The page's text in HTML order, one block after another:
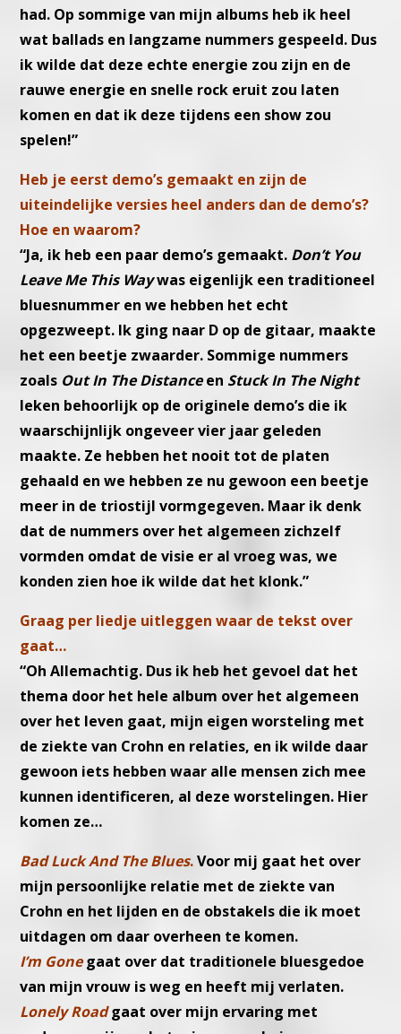
had. Op sommige van mijn albums heb ik heel
wat ballads en langzame nummers gespeeld. Dus
ik wilde dat deze echte energie zou zijn en de
rauwe energie en snelle rock eruit zou laten
komen en dat ik deze tijdens een show zou
spelen!”
Heb je eerst demo’s gemaakt en zijn de
uiteindelijke versies heel anders dan de demo’s?
Hoe en waarom?
“Ja, ik heb een paar demo’s gemaakt. Don’t You
Leave Me This Waywas eigenlijk een traditioneel
bluesnummer en we hebben het echt
opgezweept. Ik ging naar D op de gitaar, maakte
het een beetje zwaarder. Sommige nummers
zoals Out In The Distanceen Stuck In The Night
leken behoorlijk op de originele demo’s die ik
waarschijnlijk ongeveer vier jaar geleden
maakte. Ze hebben het nooit tot de platen
gehaald en we hebben ze nu gewoon een beetje
meer in de triostijl vormgegeven. Maar ik denk
dat de nummers over het algemeen zichzelf
vormden omdat de visie er al vroeg was, we
konden zien hoe ik wilde dat het klonk.”
Graag per liedje uitleggen waar de tekst over
gaat…
“Oh Allemachtig. Dus ik heb het gevoel dat het
thema door het hele album over het algemeen
over het leven gaat, mijn eigen worsteling met
de ziekte van Crohn en relaties, en ik wilde daar
gewoon iets hebben waar alle mensen zich mee
kunnen identificeren, al deze worstelingen. Hier
komen ze…
Bad Luck And The Blues.Voor mij gaat het over
mijn persoonlijke relatie met de ziekte van
Crohn en het lijden en de obstakels die ik moet
uitdagen om daar overheen te komen.
I’m Gonegaat over dat traditionele bluesgedoe
van mijn vrouw is weg en heeft mij verlaten.
Lonely Road gaat over mijn ervaring met